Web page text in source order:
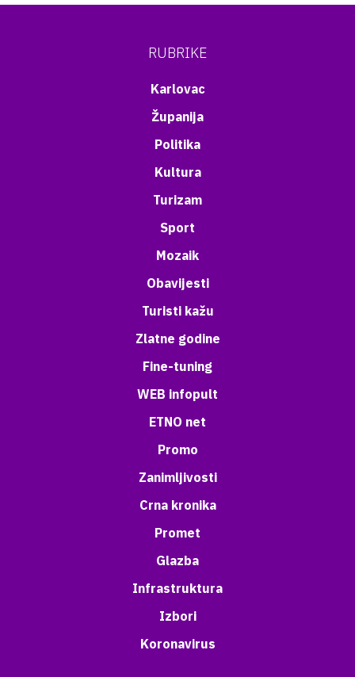
RUBRIKE
Karlovac
Županija
Politika
Kultura
Turizam
Sport
Mozaik
Obavijesti
Turisti kažu
Zlatne godine
Fine-tuning
WEB infopult
ETNO net
Promo
Zanimljivosti
Crna kronika
Promet
Glazba
Infrastruktura
Izbori
Koronavirus